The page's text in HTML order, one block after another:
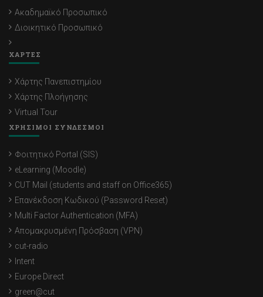
Ακαδημαϊκό Προσωπικό
Διοικητικό Προσωπικό
ΧΑΡΤΕΣ
Χάρτης Πανεπιστημίου
Χάρτης Πλοήγησης
Virtual Tour
ΧΡΗΣΙΜΟΙ ΣΥΝΔΕΣΜΟΙ
Φοιτητικό Portal (SIS)
eLearning (Moodle)
CUT Mail (students and staff on Office365)
Επανέκδοση Κωδικού (Password Reset)
Multi Factor Authentication (MFA)
Απομακρυσμένη Πρόσβαση (VPN)
cut-radio
Intent
Europe Direct
green@cut